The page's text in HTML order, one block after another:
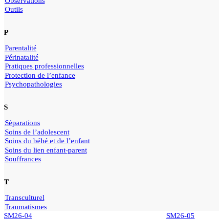
Outils
P
Parentalité
Périnatalité
Pratiques professionnelles
Protection de l’enfance
Psychopathologies
S
Séparations
Soins de l’adolescent
Soins du bébé et de l’enfant
Soins du lien enfant-parent
Souffrances
T
Transculturel
Traumatismes
SM26-04
SM26-05